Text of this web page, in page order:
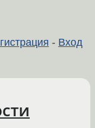
- Вход